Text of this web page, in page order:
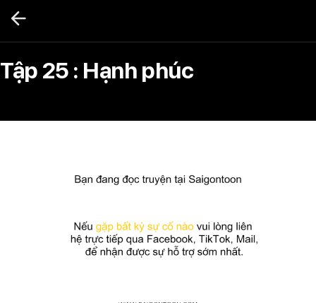
qua
nội
dung
Tập 25 : Hạnh phúc